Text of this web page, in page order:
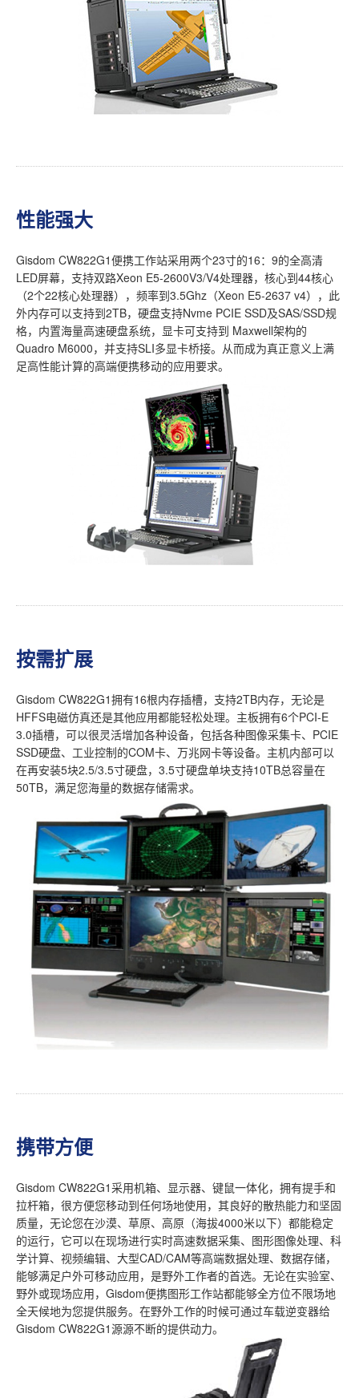
性能强大
Gisdom CW822G1便携工作站采用两个23寸的16：9的全高清
LED屏幕，支持双路Xeon E5-2600V3/V4处理器，核心到44核心
（2个22核心处理器），频率到3.5Ghz（Xeon E5-2637 v4），此
外内存可以支持到2TB，硬盘支持Nvme PCIE SSD及SAS/SSD规
格，内置海量高速硬盘系统，显卡可支持到 Maxwell架构的
Quadro M6000，并支持SLI多显卡桥接。从而成为真正意义上满
足高性能计算的高端便携移动的应用要求。
按需扩展
Gisdom CW822G1拥有16根内存插槽，支持2TB内存，无论是
HFFS电磁仿真还是其他应用都能轻松处理。主板拥有6个PCI-E
3.0插槽，可以很灵活增加各种设备，包括各种图像采集卡、PCIE
SSD硬盘、工业控制的COM卡、万兆网卡等设备。主机内部可以
在再安装5块2.5/3.5寸硬盘，3.5寸硬盘单块支持10TB总容量在
50TB，满足您海量的数据存储需求。
携带方便
Gisdom CW822G1采用机箱、显示器、键鼠一体化，拥有提手和
拉杆箱，很方便您移动到任何场地使用，其良好的散热能力和坚固
质量，无论您在沙漠、草原、高原（海拔4000米以下）都能稳定
的运行，它可以在现场进行实时高速数据采集、图形图像处理、科
学计算、视频编辑、大型CAD/CAM等高端数据处理、数据存储，
能够满足户外可移动应用，是野外工作者的首选。无论在实验室、
野外或现场应用，Gisdom便携图形工作站都能够全方位不限场地
全天候地为您提供服务。在野外工作的时候可通过车载逆变器给
Gisdom CW822G1源源不断的提供动力。